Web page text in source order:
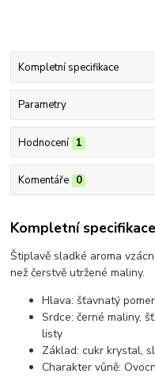
Kompletní specifikace
Parametry
Hodnocení 1
Komentáře 0
Kompletní specifikace
Štiplavě sladké aroma
než čerstvě utržené maliny.
Hlava: šťavnatý
Srdce: černé maliny,
listy
Základ: cukr krystal,
Charakter vůně: